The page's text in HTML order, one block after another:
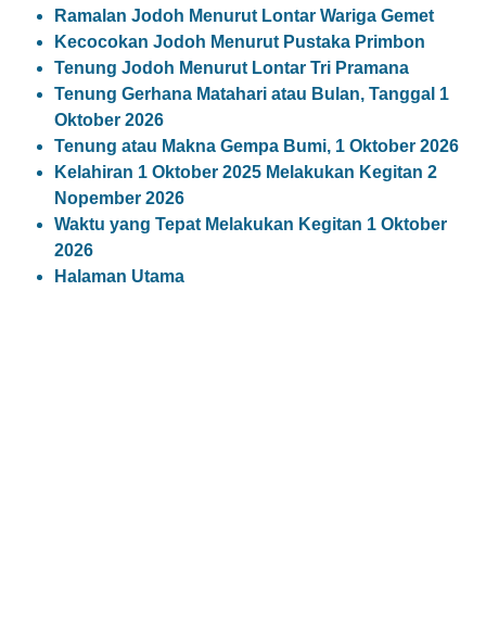
Ramalan Jodoh Menurut Lontar Wariga Gemet
Kecocokan Jodoh Menurut Pustaka Primbon
Tenung Jodoh Menurut Lontar Tri Pramana
Tenung Gerhana Matahari atau Bulan, Tanggal 1
Oktober 2026
Tenung atau Makna Gempa Bumi, 1 Oktober 2026
Kelahiran 1 Oktober 2025 Melakukan Kegitan 2
Nopember 2026
Waktu yang Tepat Melakukan Kegitan 1 Oktober
2026
Halaman Utama